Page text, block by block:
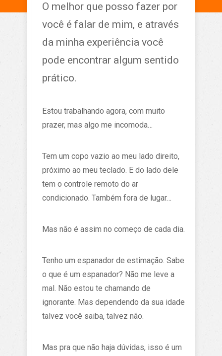
O melhor que posso fazer por
você é falar de mim, e através
da minha experiência você
pode encontrar algum sentido
prático.
Estou trabalhando agora, com muito
prazer, mas algo me incomoda…
Tem um copo vazio ao meu lado direito,
próximo ao meu teclado. E do lado dele
tem o controle remoto do ar
condicionado. Também fora de lugar…
Mas não é assim no começo de cada dia.
Tenho um espanador de estimação. Sabe
o que é um espanador? Não me leve a
mal. Não estou te chamando de
ignorante. Mas dependendo da sua idade
talvez você saiba, talvez não.
Mas pra que não haja dúvidas, isso é um